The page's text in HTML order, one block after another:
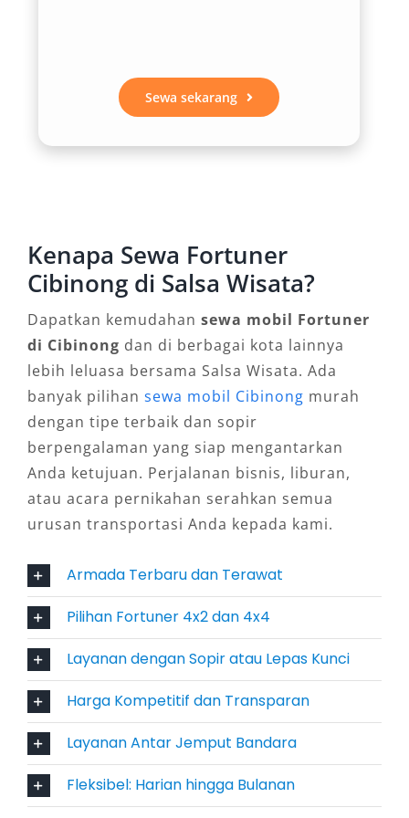
pengguna bisa menyesuaikan durasi sewa.
Mulai dari perjalanan singkat di dalam kota,
perjalanan dinas, hingga kontrak jangka
4. Pilihan Layanan dengan Sopir atau
Lepas Kunci
Layanan Fortuner dengan sopir dan lepas
kunci memberikan keleluasaan sesuai
kebutuhan. Bagi yang ingin praktis dan tidak
repot, opsi sopir berpengalaman siap
mengantar ke tujuan. Sedangkan untuk yang
menginginkan privasi penuh, opsi lepas kunci
menjadi solusi ideal.
5. Efisiensi Biaya dan Transparansi
Menggunakan layanan sewa mobil Fortuner
Cibinong seringkali lebih hemat dibanding
memiliki kendaraan pribadi, terutama untuk
kebutuhan tertentu. Dengan penawaran harga
sewa Fortuner Cibinong yang kompetitif dan
transparan, pelanggan dapat menikmati mobil
terbaru tanpa harus memikirkan biaya
perawatan.
Sewa sekarang
Kenapa Sewa Fortuner
Cibinong di Salsa Wisata?
Dapatkan kemudahan sewa mobil Fortuner
di Cibinong dan di berbagai kota lainnya
lebih leluasa bersama Salsa Wisata. Ada
banyak pilihan sewa mobil Cibinong murah
dengan tipe terbaik dan sopir
berpengalaman yang siap mengantarkan
Anda ketujuan. Perjalanan bisnis, liburan,
atau acara pernikahan serahkan semua
urusan transportasi Anda kepada kami.
Armada Terbaru dan Terawat
Pilihan Fortuner 4x2 dan 4x4
Layanan dengan Sopir atau Lepas Kunci
Harga Kompetitif dan Transparan
Layanan Antar Jemput Bandara
Fleksibel: Harian hingga Bulanan